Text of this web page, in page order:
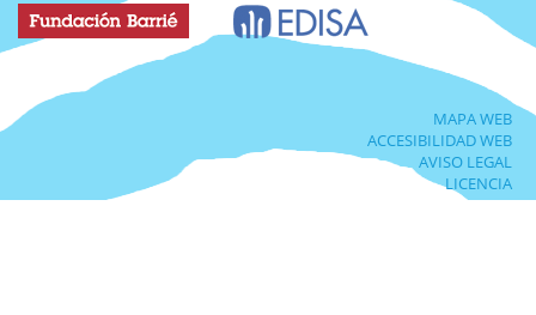
MAPA WEB
ACCESIBILIDAD WEB
AVISO LEGAL
LICENCIA